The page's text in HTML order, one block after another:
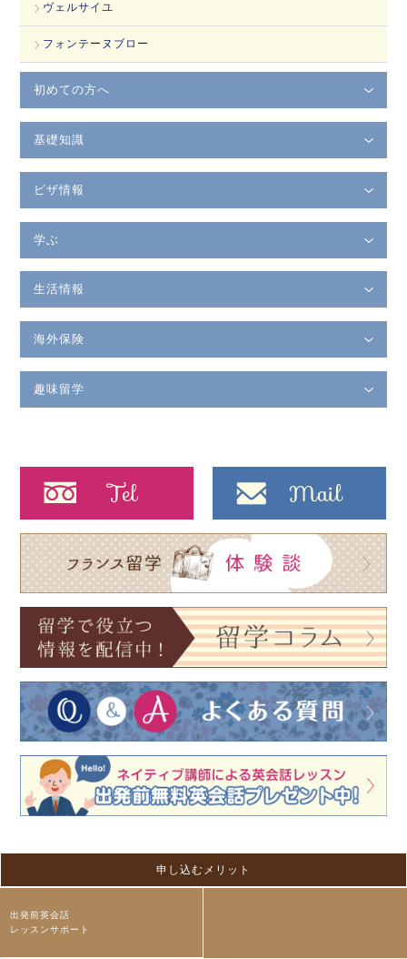
ヴェルサイユ
フォンテーヌブロー
初めての方へ
基礎知識
ビザ情報
学ぶ
生活情報
海外保険
趣味留学
申し込むメリット
出発前英会話
レッスンサポート